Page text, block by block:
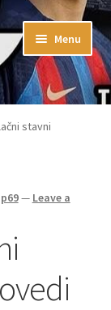
Menu
stavni
— Leave a